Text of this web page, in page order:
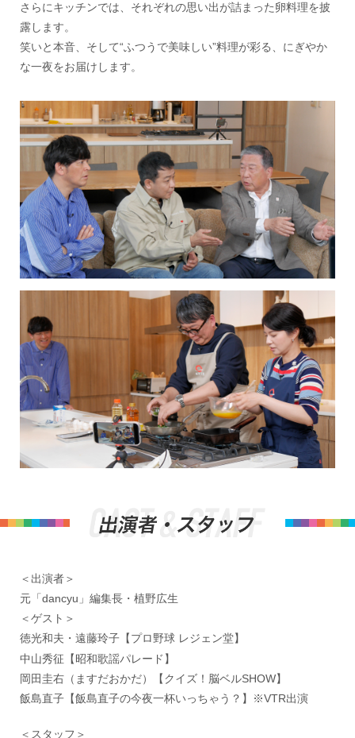
さらにキッチンでは、それぞれの思い出が詰まった卵料理を披
露します。
笑いと本音、そして“ふつうで美味しい”料理が彩る、にぎやか
な一夜をお届けします。
＜出演者＞
元「dancyu」編集長・植野広生
＜ゲスト＞
徳光和夫・遠藤玲子【プロ野球 レジェン堂】
中山秀征【昭和歌謡パレード】
岡田圭右（ますだおかだ）【クイズ！脳ベルSHOW】
飯島直子【飯島直子の今夜一杯いっちゃう？】※VTR出演
＜スタッフ＞